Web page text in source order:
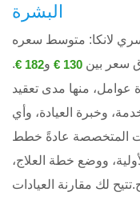
البشرة
سري لانكا: متوسط ​​سعره
سعر بين 130 € و182 €
.
عوامل، منها مدى تعقيد
وخبرة العيادة، وأي
المتخصصة عادةً خطط
ووضع خطة العلاج،
لك مقارنة العيادات